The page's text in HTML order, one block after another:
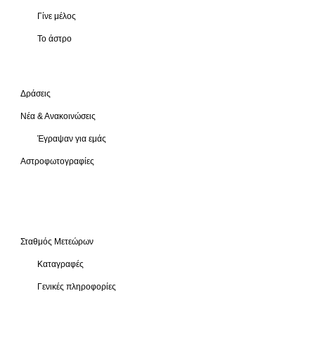
Γίνε μέλος
Το άστρο
Δράσεις
Νέα & Ανακοινώσεις
Έγραψαν για εμάς
Αστροφωτογραφίες
Σταθμός Μετεώρων
Καταγραφές
Γενικές πληροφορίες